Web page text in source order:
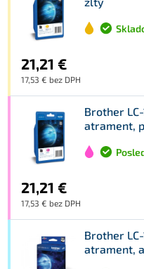
21,21 €
17,53 € bez DPH
Brother
atrament,
21,21 €
17,53 € bez DPH
Brother
atrament,